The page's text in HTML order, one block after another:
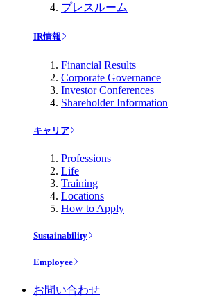
プレスルーム
IR情報
Financial Results
Corporate Governance
Investor Conferences
Shareholder Information
キャリア
Professions
Life
Training
Locations
How to Apply
Sustainability
Employee
お問い合わせ